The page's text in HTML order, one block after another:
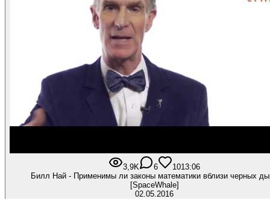
3,9K 6 1013:06
Билл Най - Применимы ли законы математики вблизи черных
[SpaceWhale]
02.05.2016